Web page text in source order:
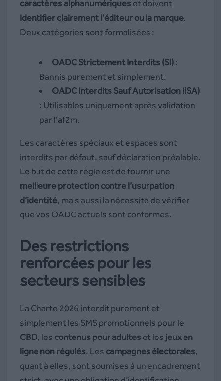
caractères alphanumériqueset doivent
identifier clairement l’éditeur ou la marque.
Deux catégories sont formalisées :
OADC Strictement Interdits (SI):
Bannis purement et simplement.
OADC Interdits Sauf Autorisation (ISA)
: Utilisables uniquement après validation
par l’af2m.
Les caractères spéciaux et espaces sont
interdits par défaut, sauf déclaration préalable.
Le but de cette règle est de fournir une
meilleure protection contre l’usurpation
d’identité, mais aussi la nécessité de vérifier
que vos OADC actuels sont conformes.
Des restrictions
renforcées pour les
secteurs sensibles
La Charte 2026 interdit purement et
simplement les SMS promotionnels pour le
CBD, les contenus pour adulteset les jeux en
ligne non régulés. Les campagnes électorales,
quant à elles, sont soumises à un encadrement